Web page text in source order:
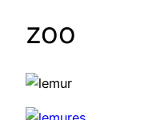
zoo